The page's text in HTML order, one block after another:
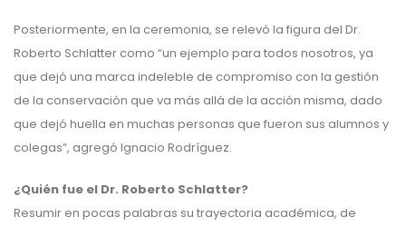
Posteriormente, en la ceremonia, se relevó la figura del Dr.
Roberto Schlatter como “un ejemplo para todos nosotros, ya
que dejó una marca indeleble de compromiso con la gestión
de la conservación que va más allá de la acción misma, dado
que dejó huella en muchas personas que fueron sus alumnos y
colegas”, agregó Ignacio Rodríguez.
¿Quién fue el Dr. Roberto Schlatter?
Resumir en pocas palabras su trayectoria académica, de